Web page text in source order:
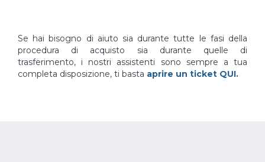
Se hai bisogno di aiuto sia durante tutte le fasi della
procedura di acquisto sia durante quelle di
trasferimento, i nostri assistenti sono sempre a tua
completa disposizione, ti basta aprire un ticket QUI.